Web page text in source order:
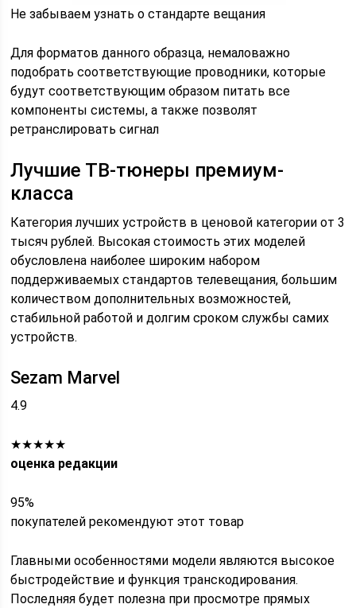
Не забываем узнать о стандарте вещания
Для форматов данного образца, немаловажно
подобрать соответствующие проводники, которые
будут соответствующим образом питать все
компоненты системы, а также позволят
ретранслировать сигнал
Лучшие ТВ-тюнеры премиум-
класса
Категория лучших устройств в ценовой категории от 3
тысяч рублей. Высокая стоимость этих моделей
обусловлена наиболее широким набором
поддерживаемых стандартов телевещания, большим
количеством дополнительных возможностей,
стабильной работой и долгим сроком службы самих
устройств.
Sezam Marvel
4.9
★★★★★
оценка редакции
95%
покупателей рекомендуют этот товар
Главными особенностями модели являются высокое
быстродействие и функция транскодирования.
Последняя будет полезна при просмотре прямых